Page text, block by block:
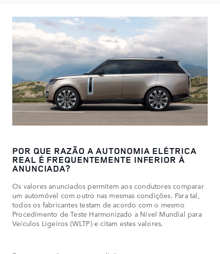
POR QUE RAZÃO A AUTONOMIA ELÉTRICA
REAL É FREQUENTEMENTE INFERIOR À
ANUNCIADA?
Os valores anunciados permitem aos condutores comparar
um automóvel com outro nas mesmas condições. Para tal,
todos os fabricantes testam de acordo com o mesmo
Procedimento de Teste Harmonizado a Nível Mundial para
Veículos Ligeiros (WLTP) e citam estes valores.